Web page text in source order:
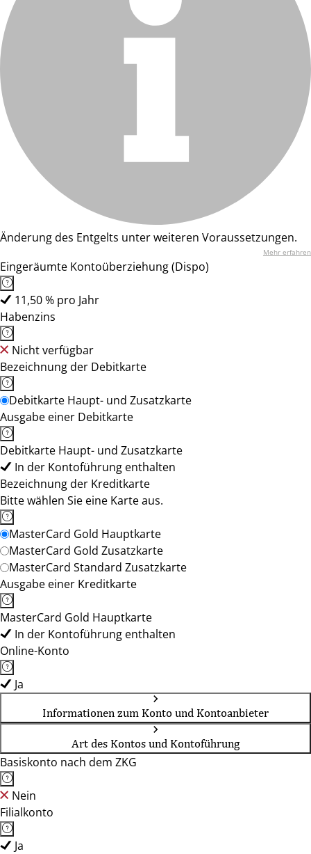
Änderung des Entgelts unter weiteren Voraussetzungen.
Mehr erfahren
Eingeräumte Kontoüberziehung (Dispo)
11,50 % pro Jahr
Habenzins
Nicht verfügbar
Bezeichnung der Debitkarte
Debitkarte Haupt- und Zusatzkarte
Ausgabe einer Debitkarte
Debitkarte Haupt- und Zusatzkarte
In der Kontoführung enthalten
Bezeichnung der Kreditkarte
Bitte wählen Sie eine Karte aus.
MasterCard Gold Hauptkarte
MasterCard Gold Zusatzkarte
MasterCard Standard Zusatzkarte
Ausgabe einer Kreditkarte
MasterCard Gold Hauptkarte
In der Kontoführung enthalten
Online-Konto
Ja
Informationen zum Konto und Kontoanbieter
Art des Kontos und Kontoführung
Basiskonto nach dem ZKG
Nein
Filialkonto
Ja